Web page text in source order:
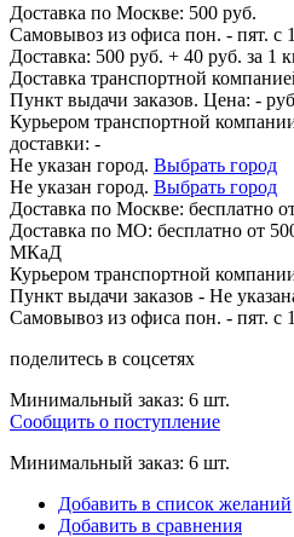
Доставка по Москве: 500 руб.
Самовывоз из офиса пон. - пят. с
Доставка: 500 руб. + 40 руб. за
Доставка транспортной
Пункт выдачи заказов. Цена: -
Курьером транспортной
доставки: -
Не указан город. Выбрать город
Не указан город. Выбрать город
Доставка по Москве: бесплатно
Доставка по МО: бесплатно от
МКаД
Курьером транспортной
Пункт выдачи заказов - Не
Самовывоз из офиса пон. - пят. с
поделитесь в соцсетях
Минимальный заказ: 6 шт.
Сообщить о поступление
Минимальный заказ: 6 шт.
Добавить в список желаний
Добавить в сравнения